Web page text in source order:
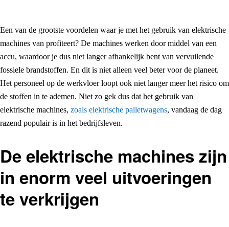
Een van de grootste voordelen waar je met het gebruik van elektrische
machines van profiteert? De machines werken door middel van een
accu, waardoor je dus niet langer afhankelijk bent van vervuilende
fossiele brandstoffen. En dit is niet alleen veel beter voor de planeet.
Het personeel op de werkvloer loopt ook niet langer meer het risico om
de stoffen in te ademen. Niet zo gek dus dat het gebruik van
elektrische machines, zoals elektrische palletwagens, vandaag de dag
razend populair is in het bedrijfsleven.
De elektrische machines zijn
in enorm veel uitvoeringen
te verkrijgen